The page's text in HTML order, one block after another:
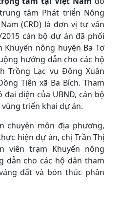
tâm Phát triển Nông
(CRD) là đơn vị tư vấn
cán bộ dự án đã phối
nông huyện Ba Tơ
hướng dẫn cho các hộ
Trồng Lạc vụ Đông Xuân
Tiên xã Ba Bích. Tham
diện của UBND, cán bộ
triển khai dự án.
chuyên môn địa phương,
hiện dự án, chị Trần Thị
viên trạm Khuyến nông
dẫn cho các hộ dân tham
đất và bón thúc phân